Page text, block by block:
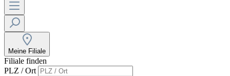
Meine Filiale
Filiale finden
PLZ / Ort